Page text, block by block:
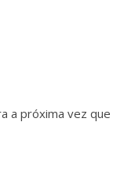
a próxima vez que